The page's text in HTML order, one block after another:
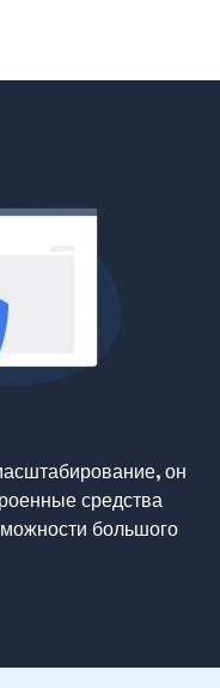
он
средства
большого